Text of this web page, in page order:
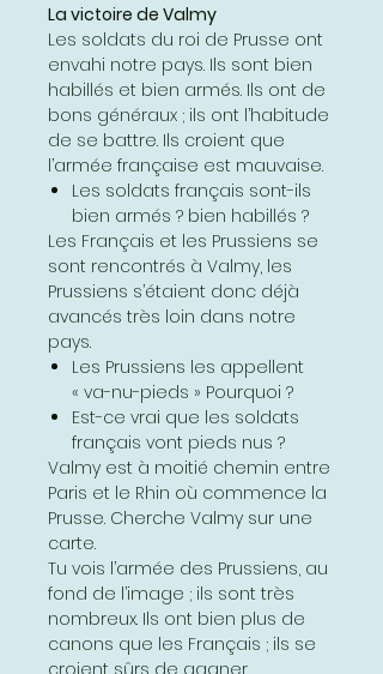
La victoire de Valmy
Les soldats du roi de Prusse ont
envahi notre pays. Ils sont bien
habillés et bien armés. Ils ont de
bons généraux ; ils ont l’habitude
de se battre. Ils croient que
l’armée française est mauvaise.
Les soldats français sont-ils
bien armés ? bien habillés ?
Les Français et les Prussiens se
sont rencontrés à Valmy, les
Prussiens s’étaient donc déjà
avancés très loin dans notre
pays.
Les Prussiens les appellent
« va-nu-pieds » Pourquoi ?
Est-ce vrai que les soldats
français vont pieds nus ?
Valmy est à moitié chemin entre
Paris et le Rhin où commence la
Prusse. Cherche Valmy sur une
carte.
Tu vois l’armée des Prussiens, au
fond de l’image ; ils sont très
nombreux. Ils ont bien plus de
canons que les Français ; ils se
croient sûrs de gagner.